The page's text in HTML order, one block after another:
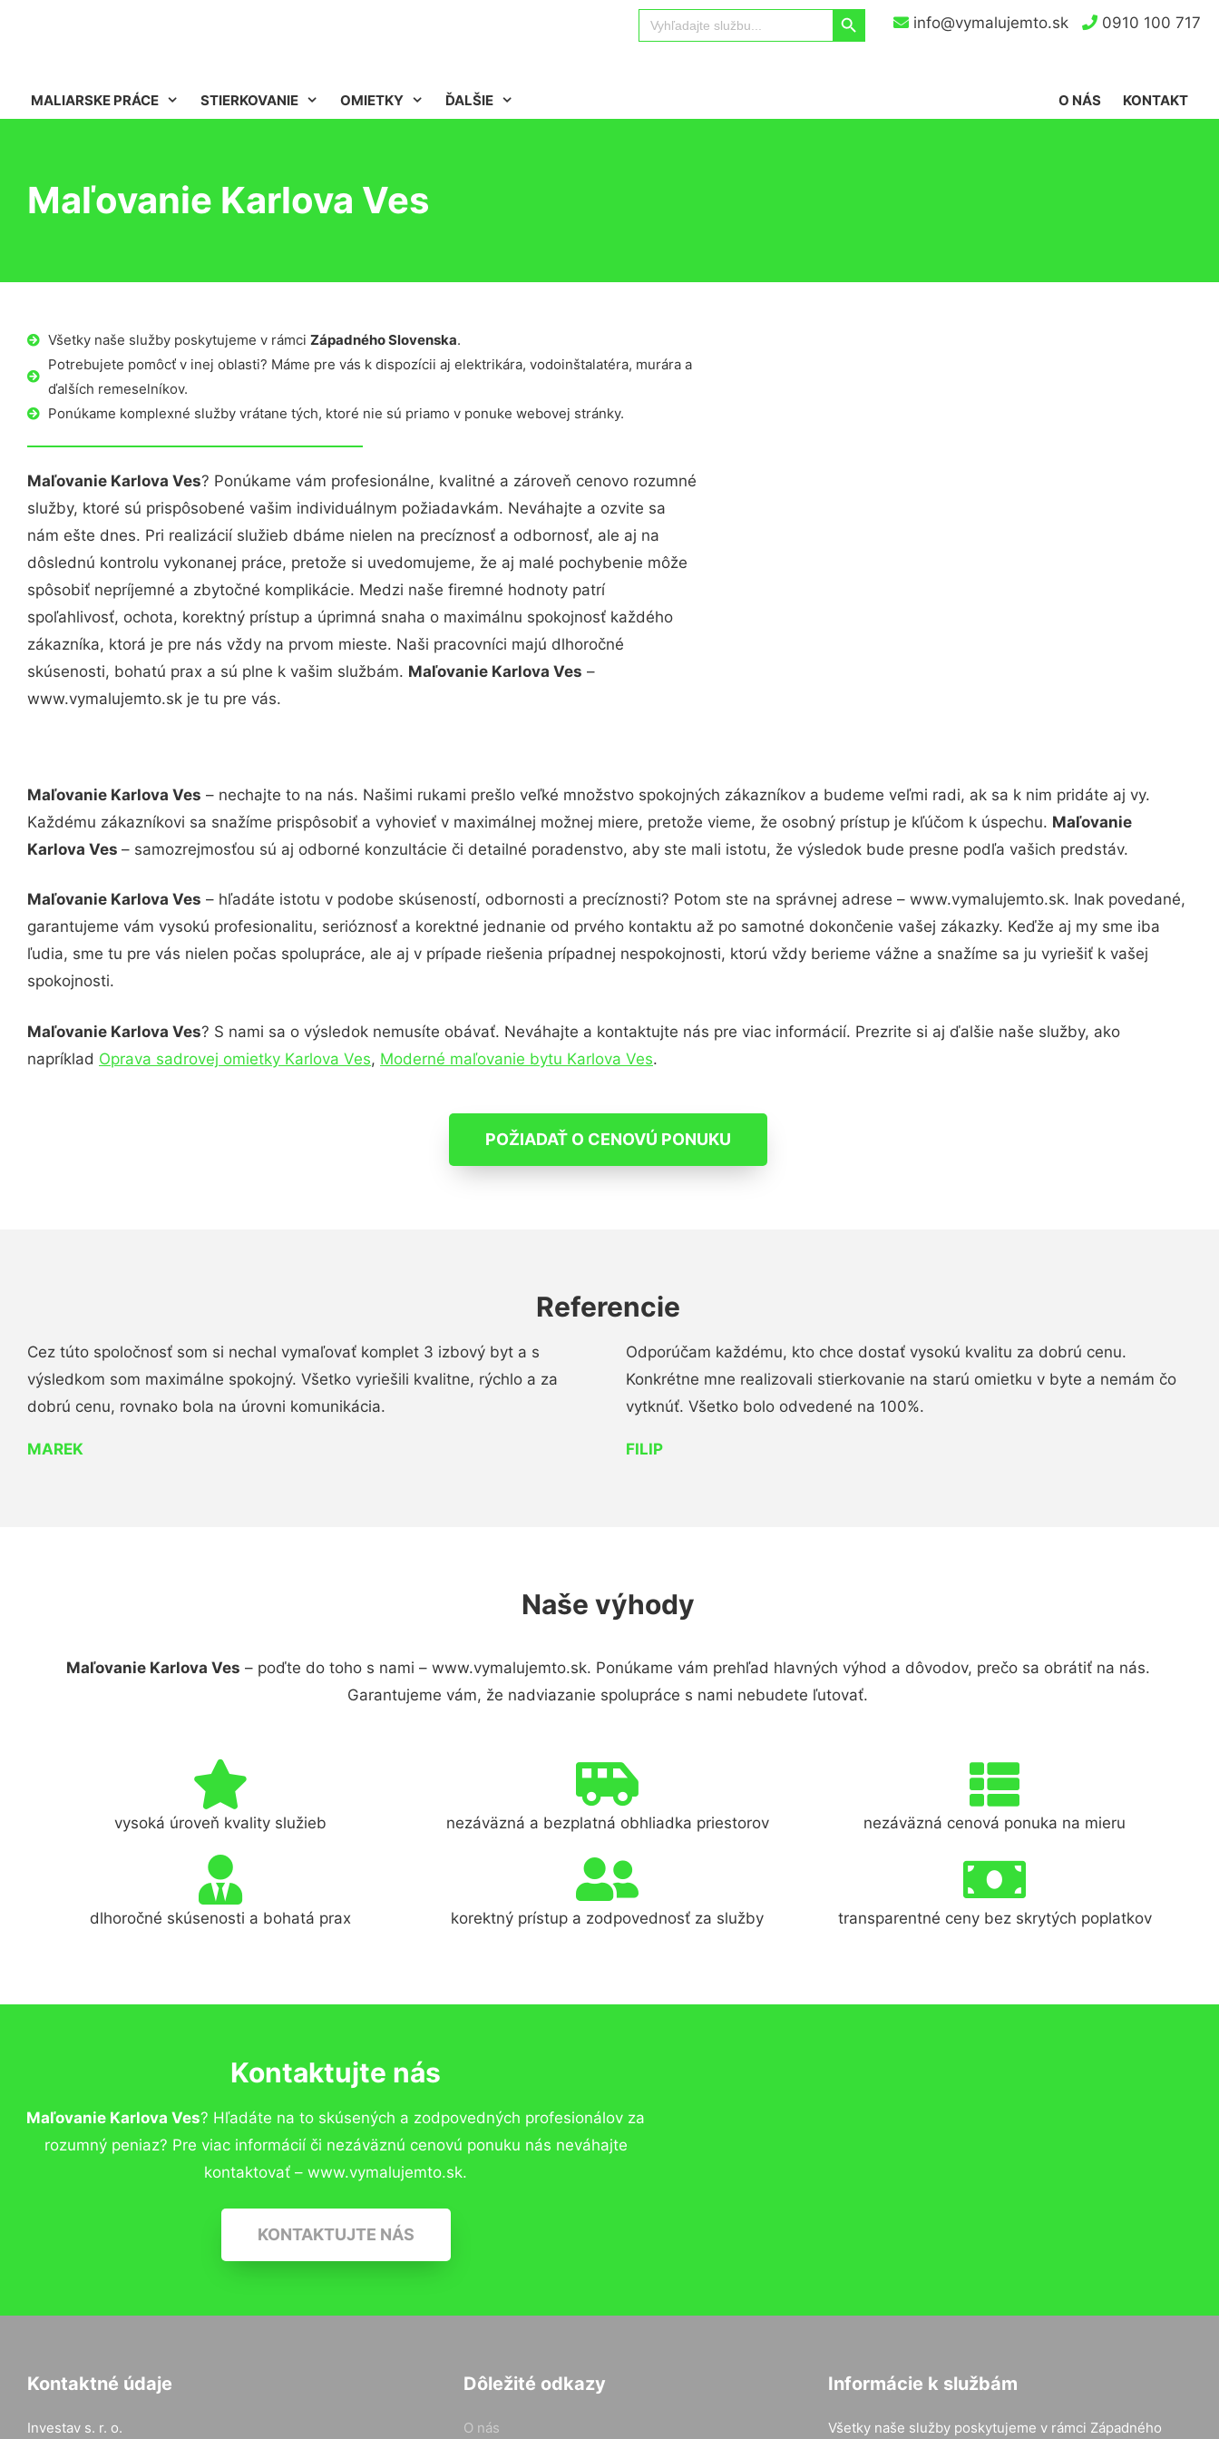
info@vymalujemto.sk 0910 100 717
Search
for:
Search Button
MALIARSKE PRÁCE STIERKOVANIE OMIETKY ĎALŠIE KONTAKT
O NÁS
Maľovanie Karlova Ves
Všetky naše služby poskytujeme v rámci Západného Slovenska.
Potrebujete pomôcť v inej oblasti? Máme pre vás k dispozícii aj elektrikára, vodoinštalatéra, murára a
ďalších remeselníkov.
Ponúkame komplexné služby vrátane tých, ktoré nie sú priamo v ponuke webovej stránky.
Maľovanie Karlova Ves? Ponúkame vám profesionálne, kvalitné a zároveň cenovo rozumné
služby, ktoré sú prispôsobené vašim individuálnym požiadavkám. Neváhajte a ozvite sa
nám ešte dnes. Pri realizácií služieb dbáme nielen na precíznosť a odbornosť, ale aj na
dôslednú kontrolu vykonanej práce, pretože si uvedomujeme, že aj malé pochybenie môže
spôsobiť nepríjemné a zbytočné komplikácie. Medzi naše firemné hodnoty patrí
spoľahlivosť, ochota, korektný prístup a úprimná snaha o maximálnu spokojnosť každého
zákazníka, ktorá je pre nás vždy na prvom mieste. Naši pracovníci majú dlhoročné
skúsenosti, bohatú prax a sú plne k vašim službám. Maľovanie Karlova Ves –
www.vymalujemto.sk je tu pre vás.
Maľovanie Karlova Ves – nechajte to na nás. Našimi rukami prešlo veľké množstvo spokojných zákazníkov a budeme veľmi radi, ak sa k nim pridáte aj vy.
Každému zákazníkovi sa snažíme prispôsobiť a vyhovieť v maximálnej možnej miere, pretože vieme, že osobný prístup je kľúčom k úspechu. Maľovanie
Karlova Ves – samozrejmosťou sú aj odborné konzultácie či detailné poradenstvo, aby ste mali istotu, že výsledok bude presne podľa vašich predstáv.
Maľovanie Karlova Ves – hľadáte istotu v podobe skúseností, odbornosti a precíznosti? Potom ste na správnej adrese – www.vymalujemto.sk. Inak povedané,
garantujeme vám vysokú profesionalitu, serióznosť a korektné jednanie od prvého kontaktu až po samotné dokončenie vašej zákazky. Keďže aj my sme iba
ľudia, sme tu pre vás nielen počas spolupráce, ale aj v prípade riešenia prípadnej nespokojnosti, ktorú vždy berieme vážne a snažíme sa ju vyriešiť k vašej
spokojnosti.
Maľovanie Karlova Ves? S nami sa o výsledok nemusíte obávať. Neváhajte a kontaktujte nás pre viac informácií. Prezrite si aj ďalšie naše služby, ako
napríklad Oprava sadrovej omietky Karlova Ves, Moderné maľovanie bytu Karlova Ves.
POŽIADAŤ O CENOVÚ PONUKU
Referencie
Cez túto spoločnosť som si nechal vymaľovať komplet 3 izbový byt a s
výsledkom som maximálne spokojný. Všetko vyriešili kvalitne, rýchlo a za
dobrú cenu, rovnako bola na úrovni komunikácia.
MAREK
Odporúčam každému, kto chce dostať vysokú kvalitu za dobrú cenu.
Konkrétne mne realizovali stierkovanie na starú omietku v byte a nemám čo
vytknúť. Všetko bolo odvedené na 100%.
FILIP
Naše výhody
Maľovanie Karlova Ves – poďte do toho s nami – www.vymalujemto.sk. Ponúkame vám prehľad hlavných výhod a dôvodov, prečo sa obrátiť na nás.
Garantujeme vám, že nadviazanie spolupráce s nami nebudete ľutovať.
vysoká úroveň kvality služieb nezáväzná a bezplatná obhliadka priestorov nezáväzná cenová ponuka na mieru
dlhoročné skúsenosti a bohatá prax korektný prístup a zodpovednosť za služby transparentné ceny bez skrytých poplatkov
Kontaktujte nás
Maľovanie Karlova Ves? Hľadáte na to skúsených a zodpovedných profesionálov za
rozumný peniaz? Pre viac informácií či nezáväznú cenovú ponuku nás neváhajte
kontaktovať – www.vymalujemto.sk.
KONTAKTUJTE NÁS
Kontaktné údaje
Investav s. r. o.
Dôležité odkazy
O nás
Informácie k službám
Všetky naše služby poskytujeme v rámci Západného